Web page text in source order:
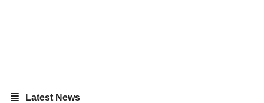
Latest News